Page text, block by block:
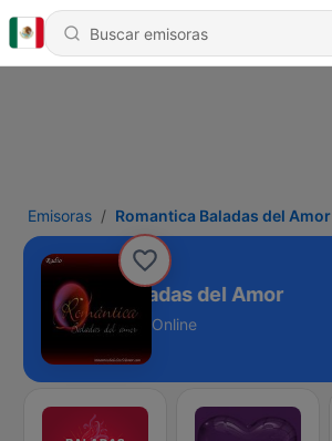
Emisoras Romantica Baladas del Amor
Romantica Baladas del Amor
Online